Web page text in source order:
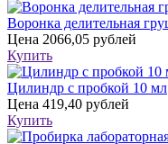
Воронка делительная
Цена 2066,05 рублей
Купить
Цилиндр с пробкой 10 мл
Цена 419,40 рублей
Купить